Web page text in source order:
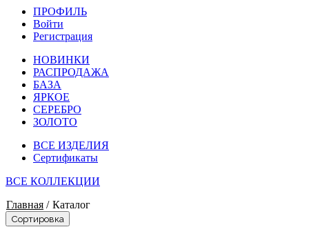
ПРОФИЛЬ
Войти
Регистрация
НОВИНКИ
РАСПРОДАЖА
БАЗА
ЯРКОЕ
СЕРЕБРО
ЗОЛОТО
ВСЕ ИЗДЕЛИЯ
Сертификаты
ВСЕ КОЛЛЕКЦИИ
Главная / Каталог
Сортировка